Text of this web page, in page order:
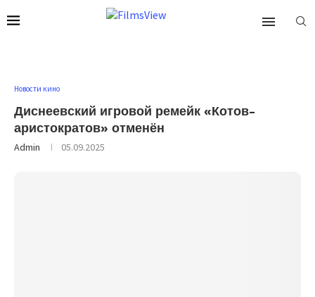
Новости кино
Диснеевский игровой ремейк «Котов-
аристократов» отменён
Admin 05.09.2025